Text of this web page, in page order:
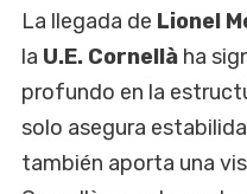
La llegada de Lionel
la U.E. Cornellà ha
profundo en la
solo asegura
también aporta una